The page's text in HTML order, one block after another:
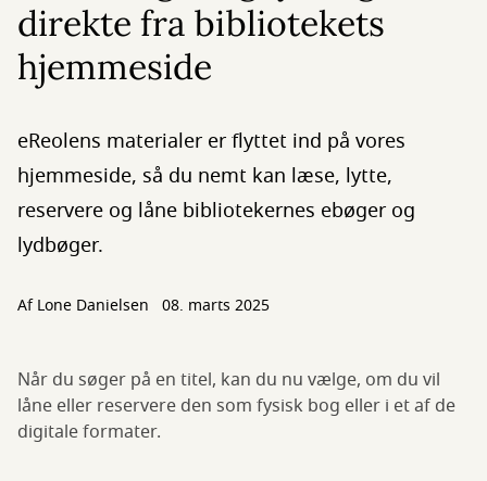
direkte fra bibliotekets
hjemmeside
eReolens materialer er flyttet ind på vores
hjemmeside, så du nemt kan læse, lytte,
reservere og låne bibliotekernes ebøger og
lydbøger.
AfLone Danielsen 08. marts 2025
Når du søger på en titel, kan du nu vælge, om du vil
låne eller reservere den som fysisk bog eller i et af de
digitale formater.